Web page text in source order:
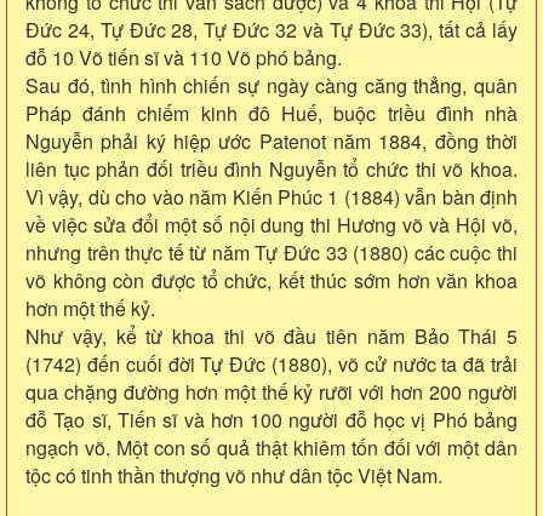
Đức 24, Tự Đức 28, Tự Đức 32 và Tự Đức 33), tất cả lấy
đỗ 10 Võ tiến sĩ và 110 Võ phó bảng.
Sau đó, tình hình chiến sự ngày càng căng thẳng, quân
Pháp đánh chiếm kinh đô Huế, buộc triều đình nhà
Nguyễn phải ký hiệp ước Patenot năm 1884, đồng thời
liên tục phản đối triều đình Nguyễn tổ chức thi võ khoa.
Vì vậy, dù cho vào năm Kiến Phúc 1 (1884) vẫn bàn định
về việc sửa đổi một số nội dung thi Hương võ và Hội võ,
nhưng trên thực tế từ năm Tự Đức 33 (1880) các cuộc thi
võ không còn được tổ chức, kết thúc sớm hơn văn khoa
hơn một thế kỷ.
Như vậy, kể từ khoa thi võ đầu tiên năm Bảo Thái 5
(1742) đến cuối đời Tự Đức (1880), võ cử nước ta đã trải
qua chặng đường hơn một thế kỷ rưỡi với hơn 200 người
đỗ Tạo sĩ, Tiến sĩ và hơn 100 người đỗ học vị Phó bảng
ngạch võ. Một con số quả thật khiêm tốn đối với một dân
tộc có tinh thần thượng võ như dân tộc Việt Nam.